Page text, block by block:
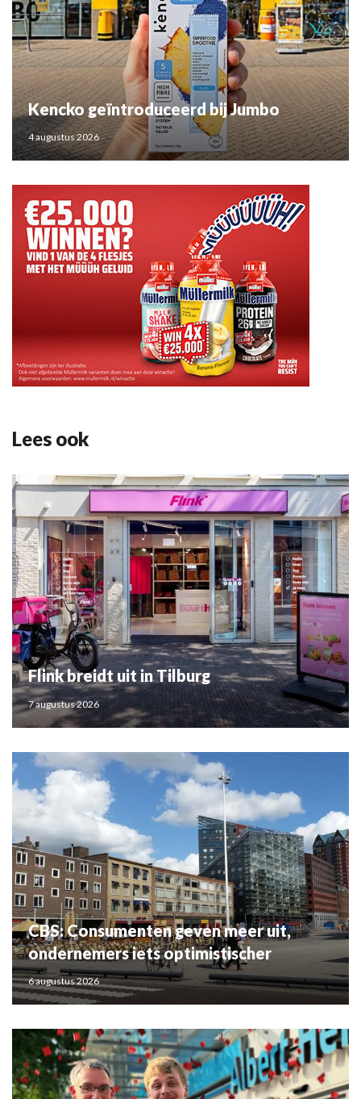
Kencko geïntroduceerd bij Jumbo
4 augustus 2026
Lees ook
Flink breidt uit in Tilburg
7 augustus 2026
CBS: Consumenten geven meer uit,
ondernemers iets optimistischer
6 augustus 2026